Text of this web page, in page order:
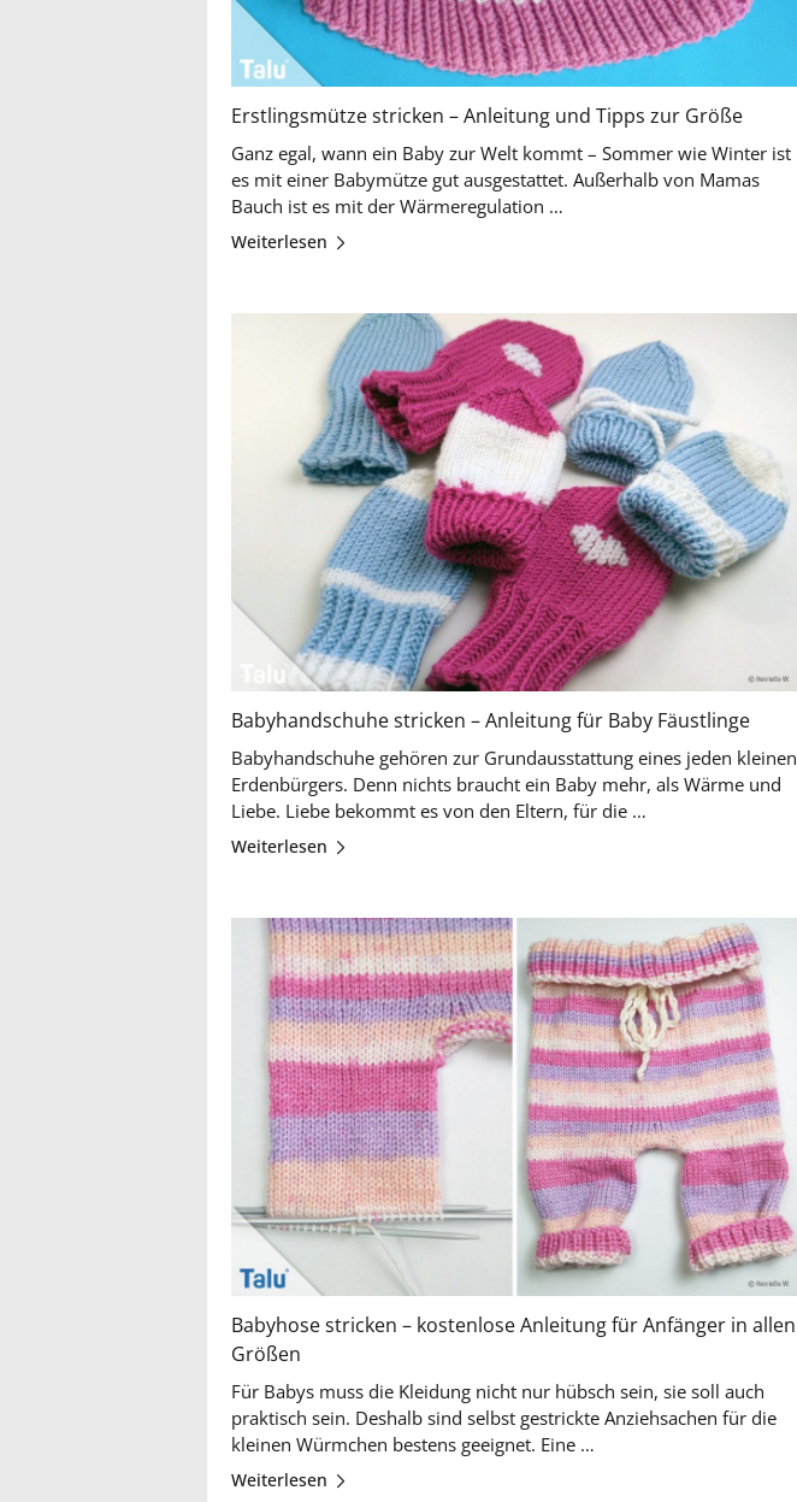
Erstlingsmütze stricken – Anleitung und Tipps zur Größe
Ganz egal, wann ein Baby zur Welt kommt – Sommer wie Winter ist
es mit einer Babymütze gut ausgestattet. Außerhalb von Mamas
Bauch ist es mit der Wärmeregulation …
Weiterlesen
Babyhandschuhe stricken – Anleitung für Baby Fäustlinge
Babyhandschuhe gehören zur Grundausstattung eines jeden kleinen
Erdenbürgers. Denn nichts braucht ein Baby mehr, als Wärme und
Liebe. Liebe bekommt es von den Eltern, für die …
Weiterlesen
Babyhose stricken – kostenlose Anleitung für Anfänger in allen
Größen
Für Babys muss die Kleidung nicht nur hübsch sein, sie soll auch
praktisch sein. Deshalb sind selbst gestrickte Anziehsachen für die
kleinen Würmchen bestens geeignet. Eine …
Weiterlesen